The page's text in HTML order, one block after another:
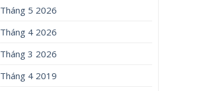
Tháng 5 2026
Tháng 4 2026
Tháng 3 2026
Tháng 4 2019